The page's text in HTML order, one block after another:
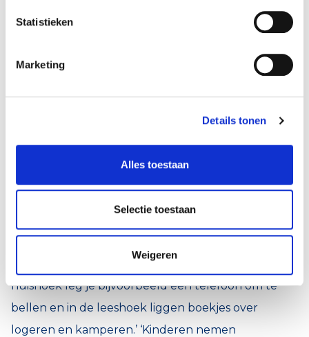
Statistieken
Marketing
Details tonen
Alles toestaan
Selectie toestaan
Weigeren
De Goede Herder gebruikt Speelplezier nu twee
Speelplezier is dat het thema overal doorgevoerd
wordt. Zoals in de speelhoeken. Marieke: ‘In de
huishoek leg je bijvoorbeeld een telefoon om te
bellen en in de leeshoek liggen boekjes over
logeren en kamperen.’ ‘Kinderen nemen